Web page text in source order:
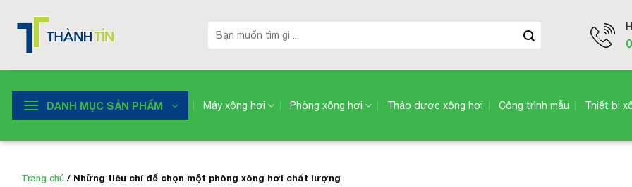
kiếm:
DANH MỤC SẢN PHẨM Máy xông hơi Phòng xông hơi Thảo dược xông hơi Công trình mẫu Thiết bị
Trang chủ / Những tiêu chí để chọn một phòng xông hơi chất lượng